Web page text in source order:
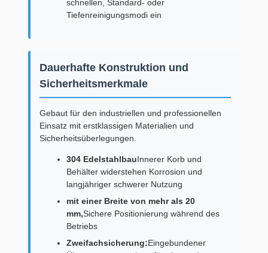
schnellen, Standard- oder
Tiefenreinigungsmodi ein
Dauerhafte Konstruktion und
Sicherheitsmerkmale
Gebaut für den industriellen und professionellen
Einsatz mit erstklassigen Materialien und
Sicherheitsüberlegungen.
304 EdelstahlbauInnerer Korb und
Behälter widerstehen Korrosion und
langjähriger schwerer Nutzung
mit einer Breite von mehr als 20
mm,Sichere Positionierung während des
Betriebs
Zweifachsicherung:Eingebundener